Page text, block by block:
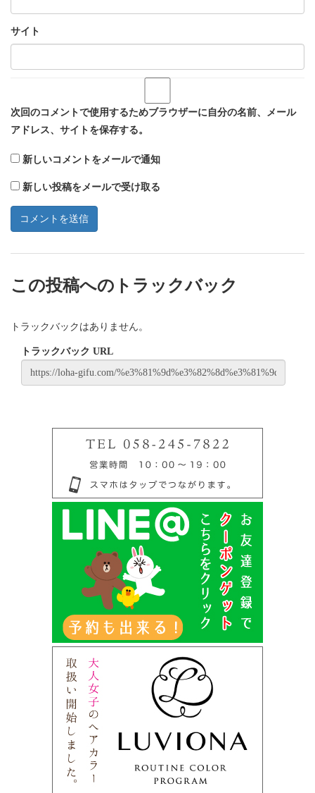
サイト
次回のコメントで使用するためブラウザーに自分の名前、メール
アドレス、サイトを保存する。
新しいコメントをメールで通知
新しい投稿をメールで受け取る
この投稿へのトラックバック
トラックバックはありません。
トラックバック URL